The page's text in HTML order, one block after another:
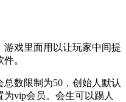
戏里面用以让玩家中间提
。
数限制为50，创始人默认
vip会员。会生可以踢人